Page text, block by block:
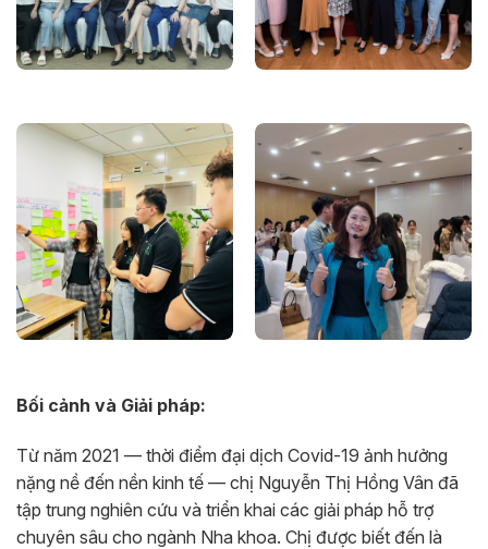
Bối cảnh và Giải pháp:
Từ năm 2021 — thời điểm đại dịch Covid-19 ảnh hưởng
nặng nề đến nền kinh tế — chị Nguyễn Thị Hồng Vân đã
tập trung nghiên cứu và triển khai các giải pháp hỗ trợ
chuyên sâu cho ngành Nha khoa. Chị được biết đến là